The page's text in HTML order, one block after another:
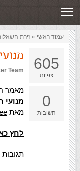
זירת השאלות
עמוד ראשי » ‏זירת
605
צפיות
0
תשובות
Team
מאמר
מנועי
מאת
לחץ